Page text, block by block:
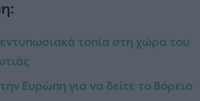
εντυπωσιακά τοπία στη χώρα του
Ευρώπη για να δείτε το Βόρειο